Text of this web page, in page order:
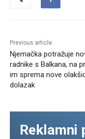
Previous article
Njemačka potražuje
radnike s Balkana, na
im sprema nove
dolazak
Reklamni